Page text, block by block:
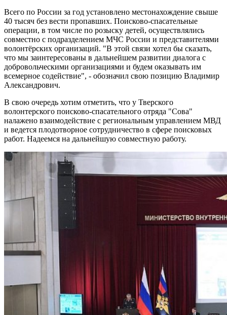
Всего по России за год установлено местонахождение свыше
40 тысяч без вести пропавших. Поисково-спасательные
операции, в том числе по розыску детей, осуществлялись
совместно с подразделением МЧС России и представителями
волонтёрских организаций. "В этой связи хотел бы сказать,
что мы заинтересованы в дальнейшем развитии диалога с
добровольческими организациями и будем оказывать им
всемерное содействие", - обозначил свою позицию Владимир
Александрович.
В свою очередь хотим отметить, что у Тверского
волонтерского поисково-спасательного отряда "Сова"
налажено взаимодействие с региональным управлением МВД
и ведется плодотворное сотрудничество в сфере поисковых
работ. Надеемся на дальнейшую совместную работу.